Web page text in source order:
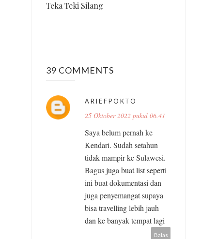
Teka Teki Silang
39 COMMENTS
ARIEFPOKTO
25 Oktober 2022 pukul 06.41
Saya belum pernah ke
Kendari. Sudah setahun
tidak mampir ke Sulawesi.
Bagus juga buat list seperti
ini buat dokumentasi dan
juga penyemangat supaya
bisa travelling lebih jauh
dan ke banyak tempat lagi
Balas